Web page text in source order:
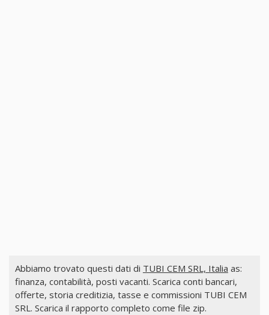
Abbiamo trovato questi dati di TUBI CEM SRL, Italia as:
finanza, contabilità, posti vacanti. Scarica conti bancari,
offerte, storia creditizia, tasse e commissioni TUBI CEM
SRL. Scarica il rapporto completo come file zip.